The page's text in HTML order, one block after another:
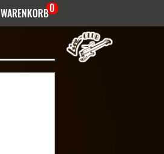
WARENKORB0